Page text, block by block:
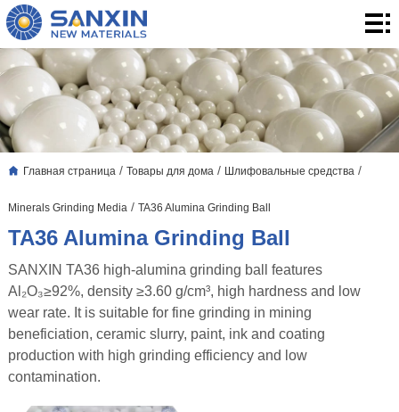
Главная
страница
Товары
для
дома
3.
Применение
Блог
Главная страница / Товары для дома / Шлифовальные средства /
Minerals Grinding Media / TA36 Alumina Grinding Ball
TA36 Alumina Grinding Ball
SANXIN TA36 high-alumina grinding ball features
Al₂O₃≥92%, density ≥3.60 g/cm³, high hardness and low
wear rate. It is suitable for fine grinding in mining
beneficiation, ceramic slurry, paint, ink and coating
production with high grinding efficiency and low
contamination.